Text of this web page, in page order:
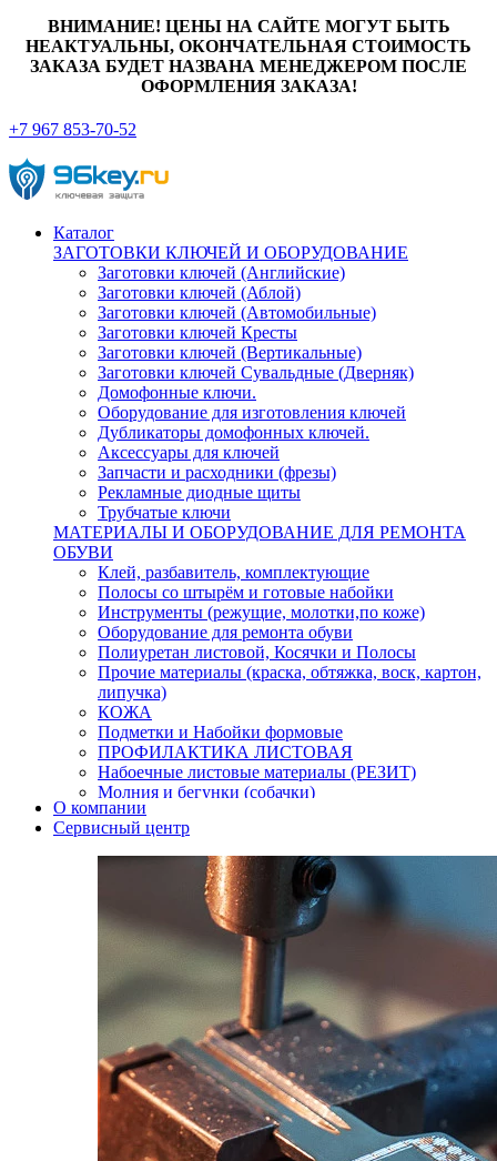
ВНИМАНИЕ! ЦЕНЫ НА САЙТЕ МОГУТ БЫТЬ
НЕАКТУАЛЬНЫ, ОКОНЧАТЕЛЬНАЯ СТОИМОСТЬ
ЗАКАЗА БУДЕТ НАЗВАНА МЕНЕДЖЕРОМ ПОСЛЕ
ОФОРМЛЕНИЯ ЗАКАЗА!
+7 967 853-70-52
Каталог
ЗАГОТОВКИ КЛЮЧЕЙ И ОБОРУДОВАНИЕ
Заготовки ключей (Английские)
Заготовки ключей (Аблой)
Заготовки ключей (Автомобильные)
Заготовки ключей Кресты
Заготовки ключей (Вертикальные)
Заготовки ключей Сувальдные (Дверняк)
Домофонные ключи.
Оборудование для изготовления ключей
Дубликаторы домофонных ключей.
Аксессуары для ключей
Запчасти и расходники (фрезы)
Рекламные диодные щиты
Трубчатые ключи
МАТЕРИАЛЫ И ОБОРУДОВАНИЕ ДЛЯ РЕМОНТА
ОБУВИ
Клей, разбавитель, комплектующие
Полосы со штырём и готовые набойки
Инструменты (режущие, молотки,по коже)
Оборудование для ремонта обуви
Полиуретан листовой, Косячки и Полосы
Прочие материалы (краска, обтяжка, воск, картон,
липучка)
КОЖА
Подметки и Набойки формовые
ПРОФИЛАКТИКА ЛИСТОВАЯ
Набоечные листовые материалы (РЕЗИТ)
Молния и бегунки (собачки)
Нитки,иглы-шило,крючки.
Уход и косметика для обуви
Кнопки (магнитые,кобурные)
Пряжки для ремня
О компании
Сервисный центр